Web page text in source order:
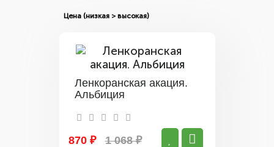
Ленкоранская акация.
Альбиция
870 ₽ 1 068 ₽